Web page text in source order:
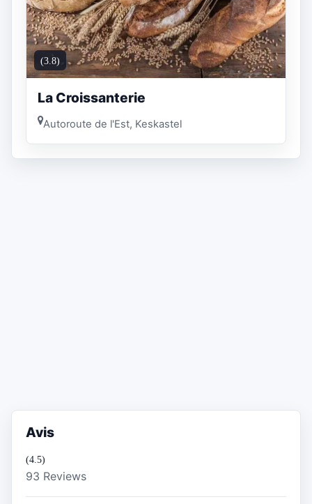
(3.8)
La Croissanterie
Autoroute de l'Est, Keskastel
Avis
(4.5)
93 Reviews